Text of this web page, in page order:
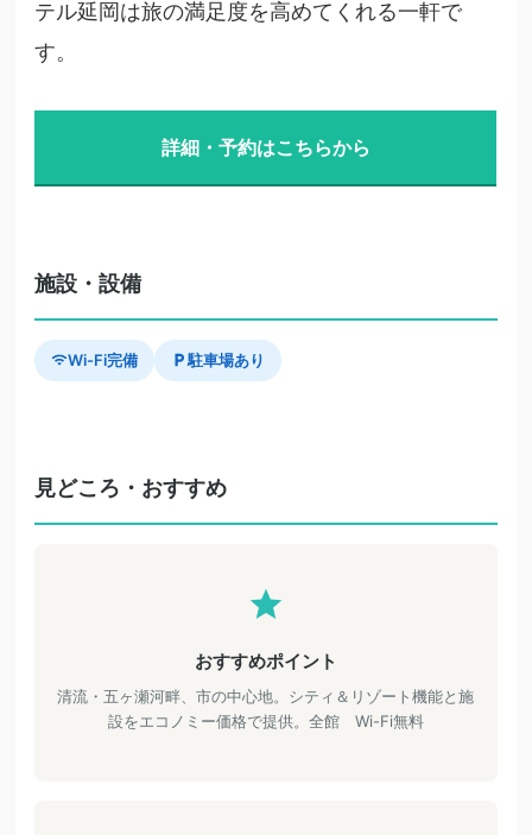
テル延岡は旅の満足度を高めてくれる一軒で
す。
詳細・予約はこちらから
施設・設備
Wi-Fi完備 駐車場あり
見どころ・おすすめ
おすすめポイント
清流・五ヶ瀬河畔、市の中心地。シティ＆リゾート機能と施
設をエコノミー価格で提供。全館 Wi-Fi無料